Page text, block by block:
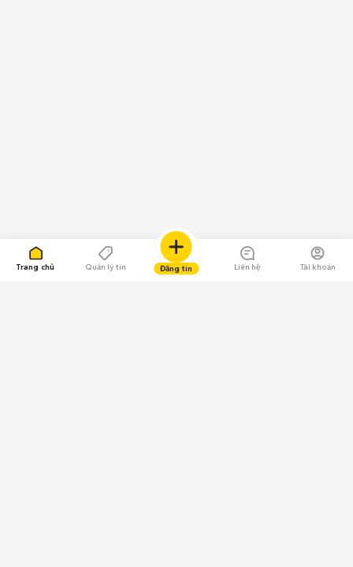
Trang chủ Quản lý tin Đăng tin Liên hệ Tài khoản